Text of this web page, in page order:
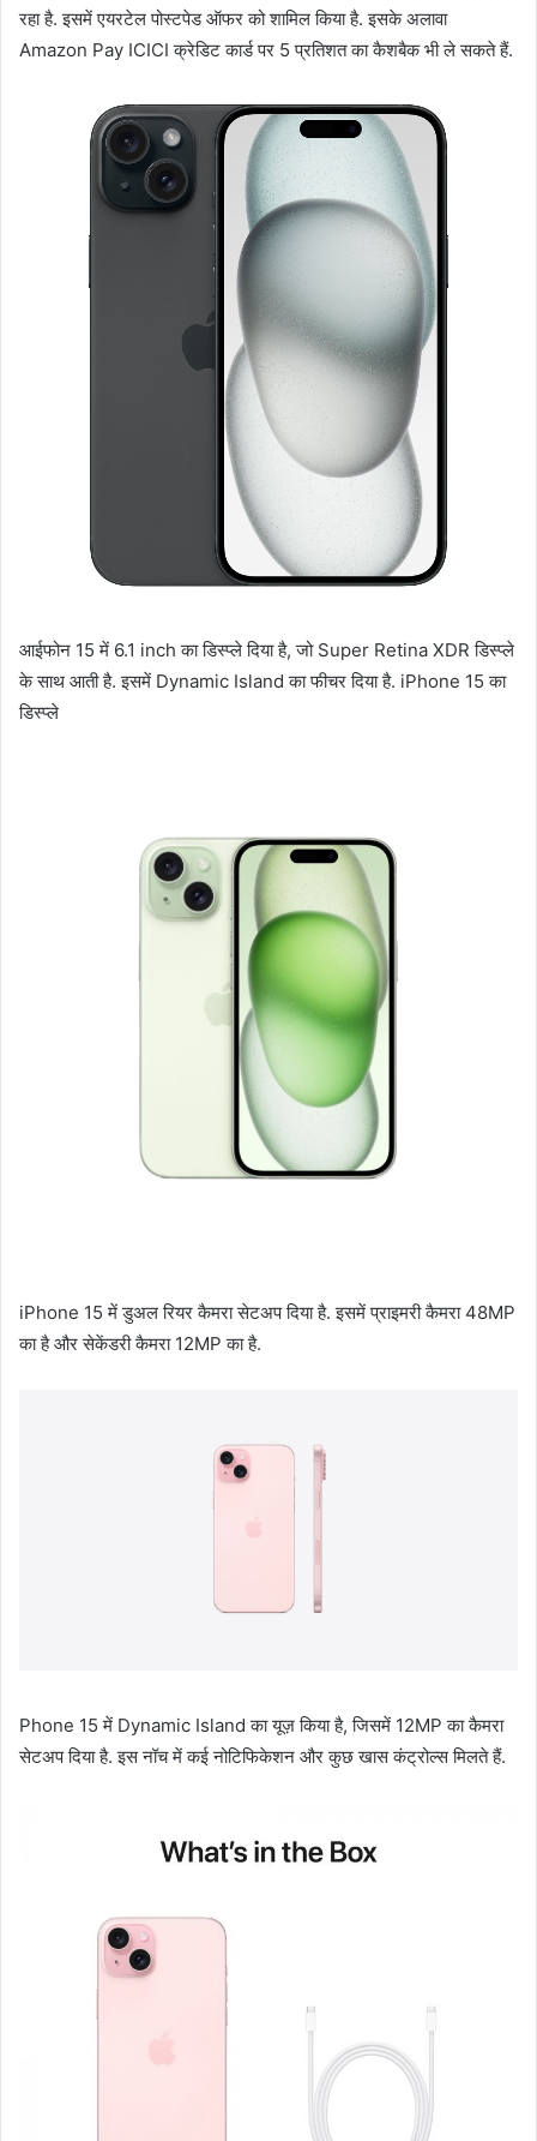
रहा है. इसमें एयरटेल पोस्टपेड ऑफर को शामिल किया है. इसके अलावा
Amazon Pay ICICI क्रेडिट कार्ड पर 5 प्रतिशत का कैशबैक भी ले सकते हैं.
आईफोन 15 में 6.1 inch का डिस्प्ले दिया है, जो Super Retina XDR डिस्प्ले
के साथ आती है. इसमें Dynamic Island का फीचर दिया है. iPhone 15 का
डिस्प्ले
iPhone 15 में डुअल रियर कैमरा सेटअप दिया है. इसमें प्राइमरी कैमरा 48MP
का है और सेकेंडरी कैमरा 12MP का है.
Phone 15 में Dynamic Island का यूज़ किया है, जिसमें 12MP का कैमरा
सेटअप दिया है. इस नॉच में कई नोटिफिकेशन और कुछ खास कंट्रोल्स मिलते हैं.